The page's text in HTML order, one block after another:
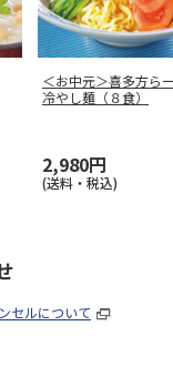
＜お中元＞喜多方ら
冷やし麺（８食）
2,980円
(送料・税込)
セルについて